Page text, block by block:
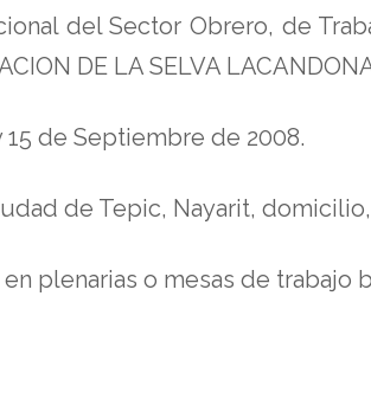
del Sector Obrero, de
DE LA SELVA
15 de Septiembre de 2008.
de Tepic, Nayarit,
plenarias o mesas de trabajo